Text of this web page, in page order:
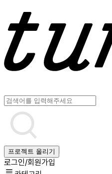
프로젝트 올리기
로그인/회원가입